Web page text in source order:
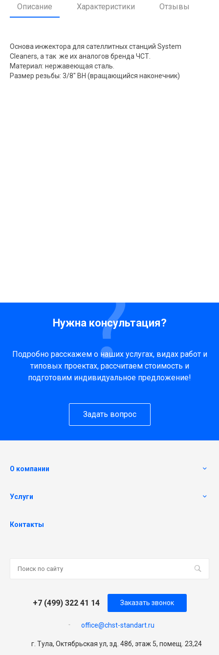
Описание Характеристики Отзывы
Основа инжектора для сателлитных станций System
Cleaners, а так же их аналогов бренда ЧСТ.
Материал: нержавеющая сталь.
Размер резьбы: 3/8" ВН (вращающийся наконечник)
Нужна консультация?
Подробно расскажем о наших услугах, видах работ и
типовых проектах, рассчитаем стоимость и
подготовим индивидуальное предложение!
Задать вопрос
О компании
Услуги
Контакты
+7 (499) 322 41 14
office@chst-standart.ru
Заказать звонок
г. Тула, Октябрьская ул, зд. 48б, этаж 5, помещ. 23,24